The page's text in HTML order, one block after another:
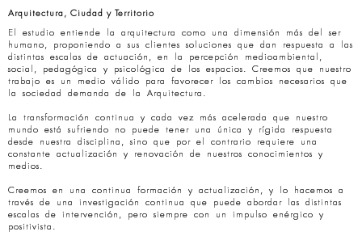
Arquitectura, Ciudad y Territorio
El estudio entiende la arquitectura como una dimensión más del ser
humano, proponiendo a sus clientes soluciones que dan respuesta a las
distintas escalas de actuación, en la percepción medioambiental,
social, pedagógica y psicológica de los espacios. Creemos que nuestro
trabajo es un medio válido para favorecer los cambios necesarios que
la sociedad demanda de la Arquitectura.
La transformación continua y cada vez más acelerada que nuestro
mundo está sufriendo no puede tener una única y rígida respuesta
desde nuestra disciplina, sino que por el contrario requiere una
constante actualización y renovación de nuestros conocimientos y
medios.
Creemos en una continua formación y actualización, y lo hacemos a
través de una investigación continua que puede abordar las distintas
escalas de intervención, pero siempre con un impulso enérgico y
positivista.